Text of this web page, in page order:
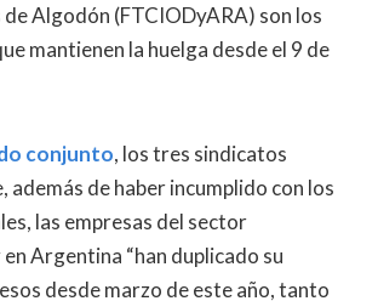
Algodón (FTCIODyARA) son los
mantienen la huelga desde el 9 de
conjunto, los tres sindicatos
además de haber incumplido con los
las empresas del sector
Argentina “han duplicado su
desde marzo de este año, tanto